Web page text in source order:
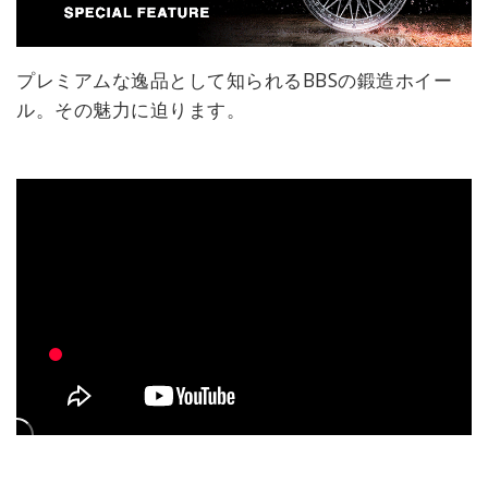
プレミアムな逸品として知られるBBSの鍛造ホイー
ル。その魅力に迫ります。